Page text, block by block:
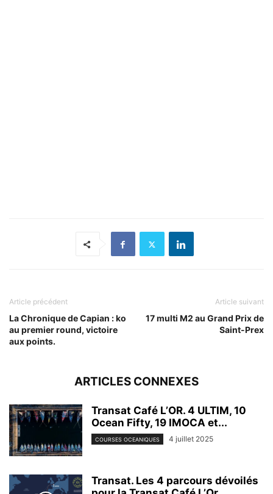
Article précédent
La Chronique de Capian : ko
au premier round, victoire
aux points.
Article suivant
17 multi M2 au Grand Prix de
Saint-Prex
ARTICLES CONNEXES
Transat Café L’OR. 4 ULTIM, 10
Ocean Fifty, 19 IMOCA et...
COURSES OCEANIQUES 4 juillet 2025
Transat. Les 4 parcours dévoilés